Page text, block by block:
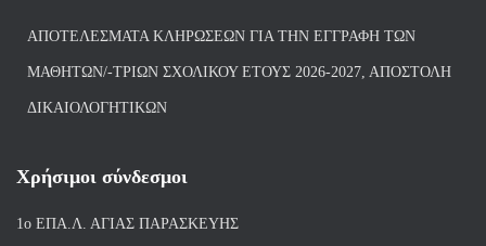
ΑΠΟΤΕΛΈΣΜΑΤΑ ΚΛΗΡΏΣΕΩΝ ΓΙΑ ΤΗΝ ΕΓΓΡΑΦΉ ΤΩΝ
ΜΑΘΗΤΏΝ/-ΤΡΙΏΝ ΣΧΟΛΙΚΟΎ ΈΤΟΥΣ 2026-2027, ΑΠΟΣΤΟΛΉ
ΔΙΚΑΙΟΛΟΓΗΤΙΚΏΝ
Χρήσιμοι σύνδεσμοι
1ο ΕΠΑ.Λ. ΑΓΙΑΣ ΠΑΡΑΣΚΕΥΗΣ